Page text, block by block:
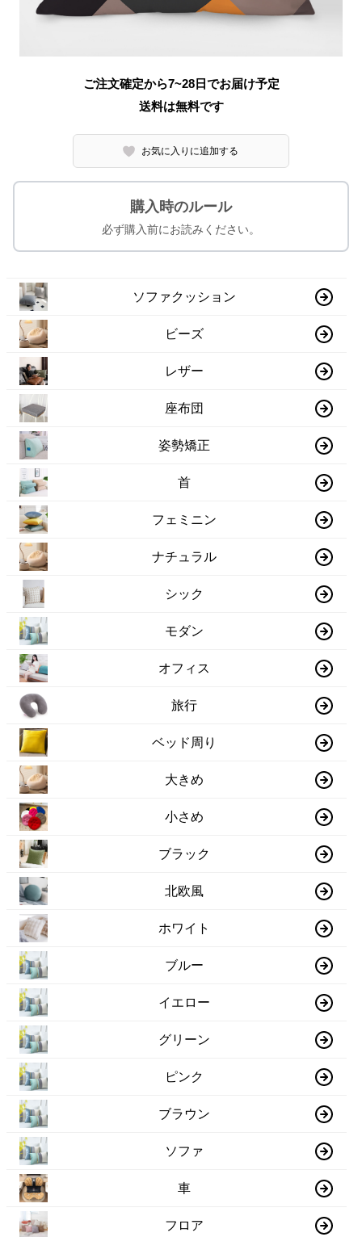
ご注文確定から7~28日でお届け予定
送料は無料です
お気に入りに追加する
購入時のルール
必ず購入前にお読みください。
ソファクッション
ビーズ
レザー
座布団
姿勢矯正
首
フェミニン
ナチュラル
シック
モダン
オフィス
旅行
ベッド周り
大きめ
小さめ
ブラック
北欧風
ホワイト
ブルー
イエロー
グリーン
ピンク
ブラウン
ソファ
車
フロア